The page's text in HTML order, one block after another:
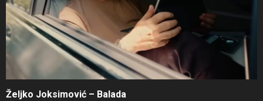
Željko Joksimović – Balada